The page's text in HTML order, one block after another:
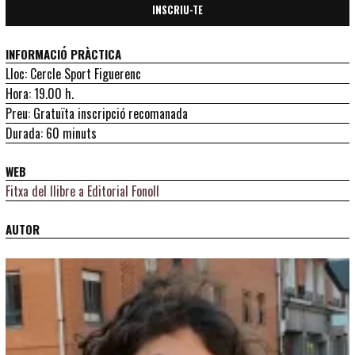
INSCRIU-TE
INFORMACIÓ PRÀCTICA
Lloc: Cercle Sport Figuerenc
Hora: 19.00 h.
Preu: Gratuïta inscripció recomanada
Durada: 60 minuts
WEB
Fitxa del llibre a Editorial Fonoll
AUTOR